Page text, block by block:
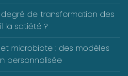
de transformation des
la satiété ?
microbiote : des modèles
personnalisée